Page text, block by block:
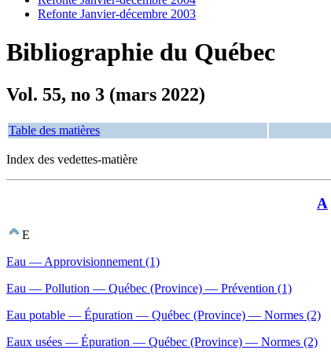
Refonte Janvier-décembre 2003
Bibliographie du Québec
Vol. 55, no 3 (mars 2022)
Table des matières
Index des vedettes-matière
A
E
Eau — Approvisionnement (1)
Eau — Pollution — Québec (Province) — Prévention (1)
Eau potable — Épuration — Québec (Province) — Normes (2)
Eaux usées — Épuration — Québec (Province) — Normes (2)